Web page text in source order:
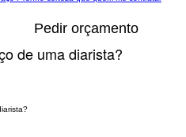
Pedir orçamento
de uma diarista?